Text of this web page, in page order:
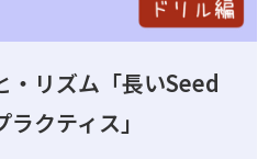
・リズム「長いSeed
クティス」